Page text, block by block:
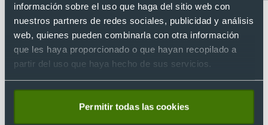
información sobre el uso que haga del sitio web con
nuestros partners de redes sociales, publicidad y análisis
web, quienes pueden combinarla con otra información
que les haya proporcionado o que hayan recopilado a
partir del uso que haya hecho de sus servicios.
Permitir todas las cookies
Abridores
personalizados
Artículos para la cocina